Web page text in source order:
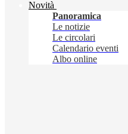
Novità
Panoramica
Le notizie
Le circolari
Calendario eventi
Albo online